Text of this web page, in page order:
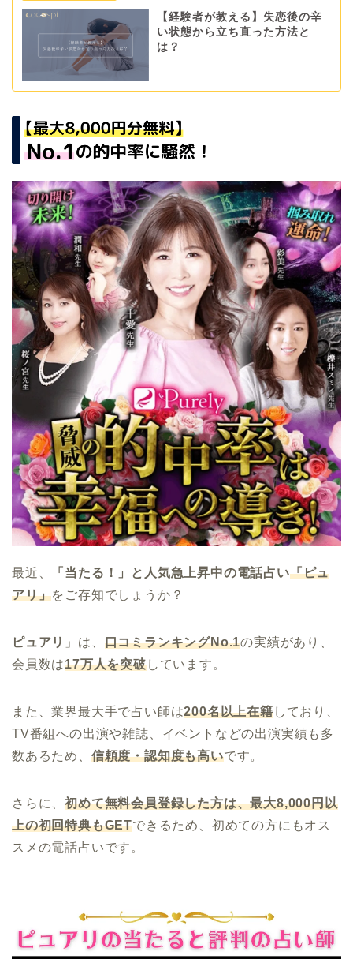
【経験者が教える】失恋後の辛
い状態から立ち直った方法と
は？
最近、 「当たる！」と人気急上昇中の電話占い「ピュ
アリ」をご存知でしょうか？
ピュアリ 」は、 口コミランキングNo.1の実績があり、
会員数は17万人を突破しています。
また、業界最大手で占い師は200名以上在籍しており、
TV番組への出演や雑誌、イベントなどの出演実績も多
数あるため、 信頼度・認知度も高いです。
さらに、初めて無料会員登録した方は、最大8,000円以
上の初回特典もGETできるため、初めての方にもオス
スメの電話占いです。